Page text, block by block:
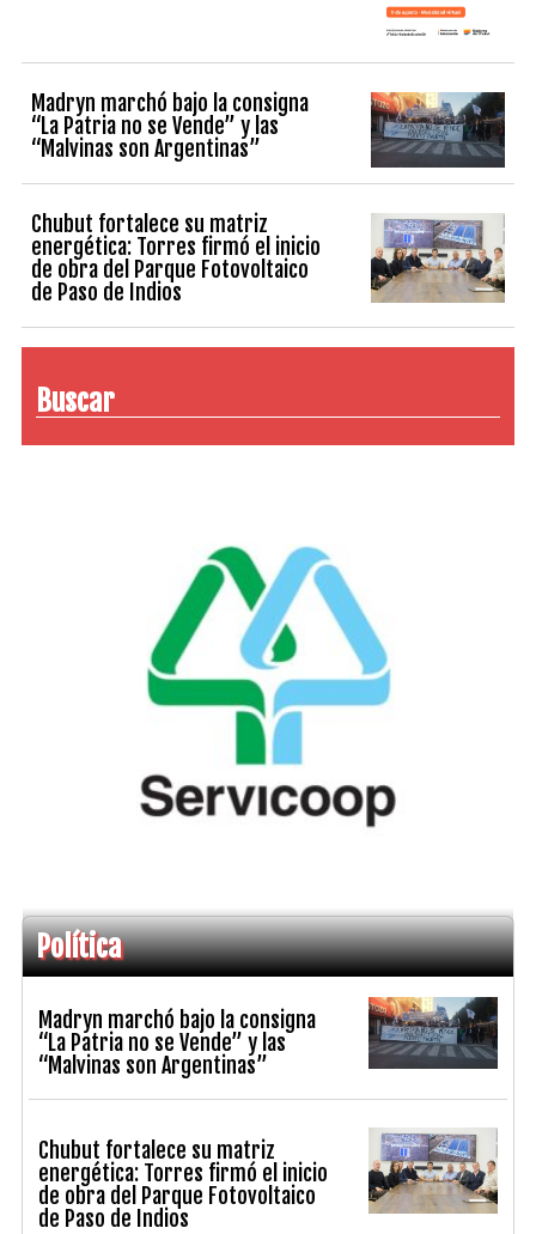
Madryn marchó bajo la consigna
“La Patria no se Vende” y las
“Malvinas son Argentinas”
Chubut fortalece su matriz
energética: Torres firmó el inicio
de obra del Parque Fotovoltaico
de Paso de Indios
Buscar
Política
Madryn marchó bajo la consigna
“La Patria no se Vende” y las
“Malvinas son Argentinas”
Chubut fortalece su matriz
energética: Torres firmó el inicio
de obra del Parque Fotovoltaico
de Paso de Indios